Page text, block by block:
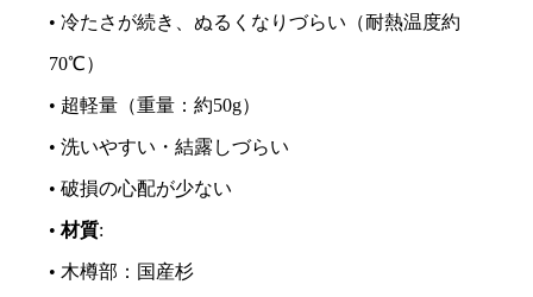
• 冷たさが続き、ぬるくなりづらい（耐熱温度約
70℃）
• 超軽量（重量：約50g）
• 洗いやすい・結露しづらい
• 破損の心配が少ない
•材質:
• 木樽部：国産杉